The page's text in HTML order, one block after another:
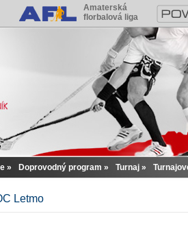
Amaterská
florbalová liga
Doprovodný program Turnaj
Letmo